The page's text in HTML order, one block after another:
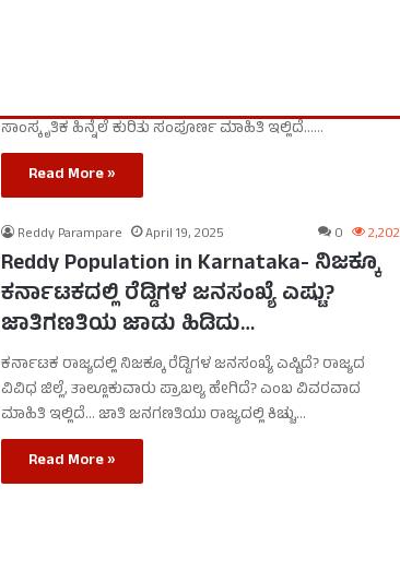
ಸಾಂಸ್ಕೃತಿಕ ಹಿನ್ನೆಲೆ ಕುರಿತು ಸಂಪೂರ್ಣ ಮಾಹಿತಿ ಇಲ್ಲಿದೆ……
Read More »
Reddy Parampare April 19, 2025 0 2,202
Reddy Population in Karnataka- ನಿಜಕ್ಕೂ
ಕರ್ನಾಟಕದಲ್ಲಿ ರೆಡ್ಡಿಗಳ ಜನಸಂಖ್ಯೆ ಎಷ್ಟು?
ಜಾತಿಗಣತಿಯ ಜಾಡು ಹಿಡಿದು…
ಕರ್ನಾಟಕ ರಾಜ್ಯದಲ್ಲಿ ನಿಜಕ್ಕೂ ರೆಡ್ಡಿಗಳ ಜನಸಂಖ್ಯೆ ಎಷ್ಟಿದೆ? ರಾಜ್ಯದ
ವಿವಿಧ ಜಿಲ್ಲೆ, ತಾಲ್ಲೂಕುವಾರು ಪ್ರಾಬಲ್ಯ ಹೇಗಿದೆ? ಎಂಬ ವಿವರವಾದ
ಮಾಹಿತಿ ಇಲ್ಲಿದೆ… ಜಾತಿ ಜನಗಣತಿಯು ರಾಜ್ಯದಲ್ಲಿ ಕಿಚ್ಚು…
Read More »